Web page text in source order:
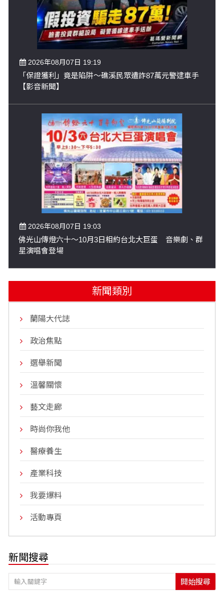
2026年08月07日 19:19
「保證獲利」竟是陷阱～礁溪民眾遭詐87萬元警逮車手
【影音新聞】
2026年08月07日 19:03
佛光山傳燈六十～10月3日相約台北大巨蛋 音樂劇、群
星演唱會登場
新聞類別
蘭陽大代誌
政治焦點
選舉新聞
溫馨關懷
藝文走廊
時尚你我他
醫療養生
產業科技
我要爆料
活動專頁
新聞搜尋
開始搜尋